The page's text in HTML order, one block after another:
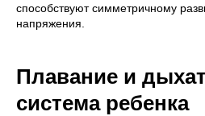
способствуют симметричному
напряжения.
Плавание и
система ребенка